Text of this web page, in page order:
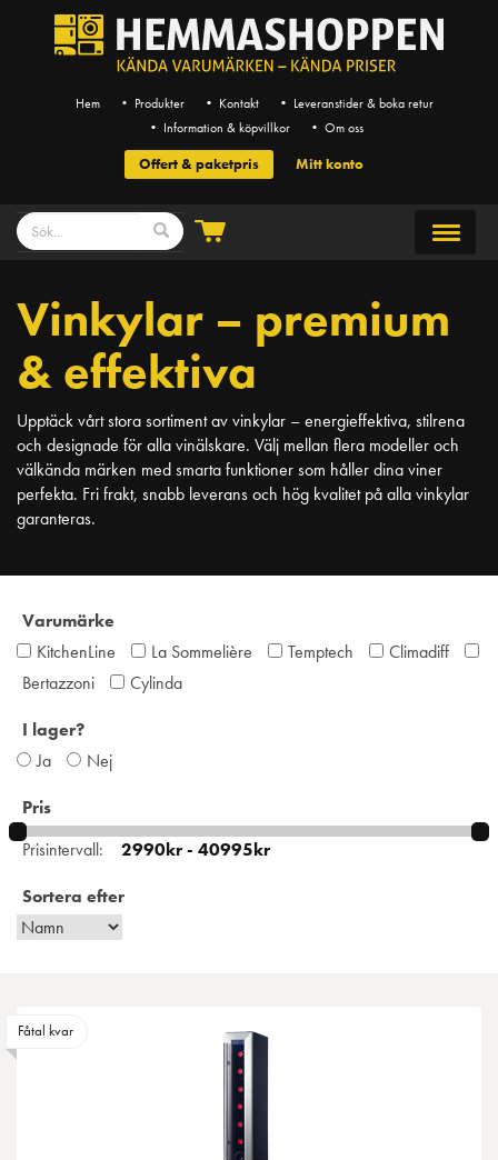
Hem • Produkter • Kontakt
• Leveranstider & boka retur
• Information & köpvillkor
• Om oss
Offert & paketpris Mitt konto
Vinkylar – premium
& effektiva
Upptäck vårt stora sortiment av vinkylar – energieffektiva, stilrena
och designade för alla vinälskare. Välj mellan flera modeller och
välkända märken med smarta funktioner som håller dina viner
perfekta. Fri frakt, snabb leverans och hög kvalitet på alla vinkylar
garanteras.
Varumärke
KitchenLine
La Sommelière Temptech
Climadiff
Bertazzoni
Cylinda
I lager?
Ja
Nej
Pris
Prisintervall:
Sortera efter
Fåtal kvar